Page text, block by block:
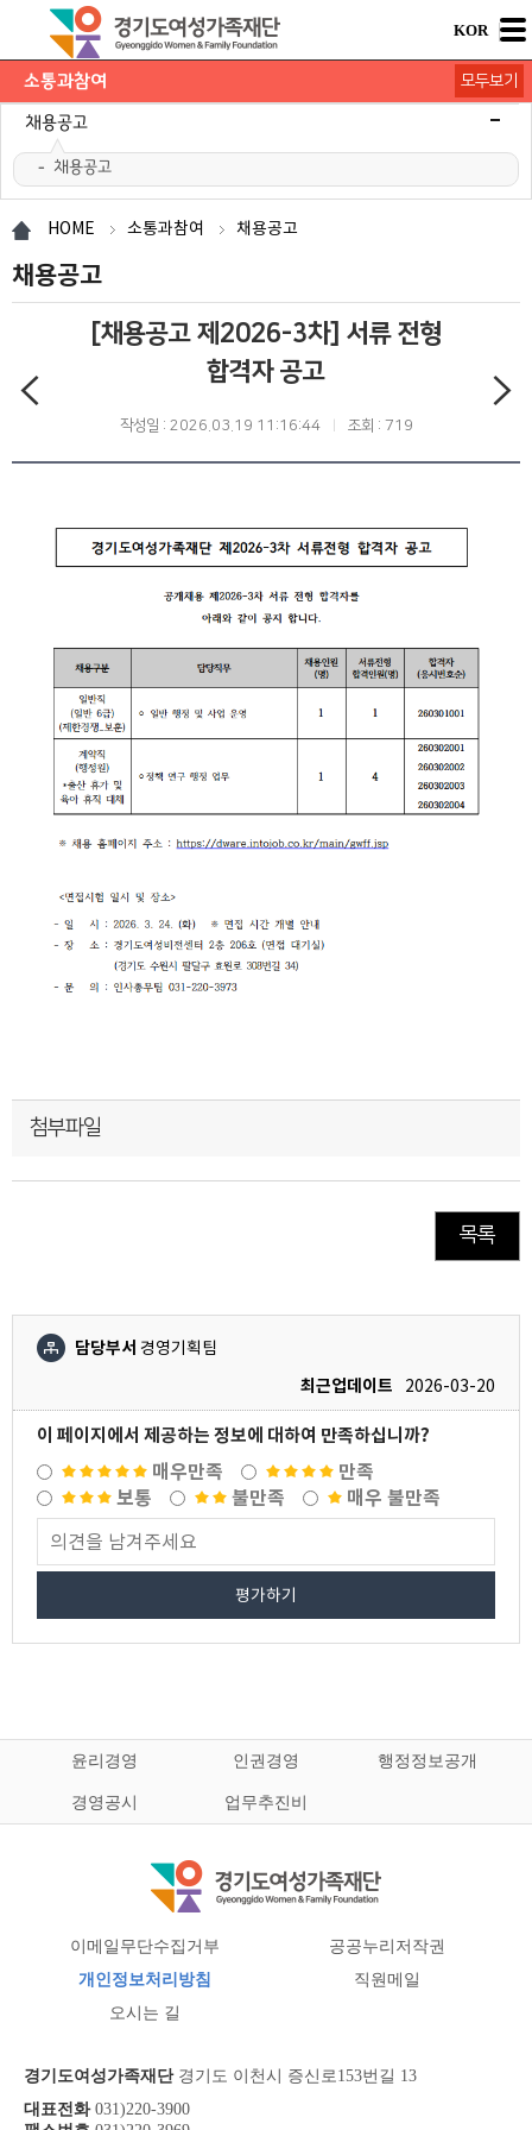
KOR
소통과참여
공지사항
채용공고
채용공고
모집/행사
카드뉴스
언론보도
도민의 의견
재단 간행물
모두보기
HOME 소통과참여 채용공고
채용공고
[채용공고 제2026-3차] 서류 전형
합격자 공고
작성일 : 2026.03.19 11:16:44 조회 : 719
첨부파일
목록
담당부서 경영기획팀
최근업데이트
2026-03-20
이 페이지에서 제공하는 정보에 대하여 만족하십니까?
매우만족
만족
보통
불만족 매우 불만족
평가하기
윤리경영 인권경영 행정정보공개
경영공시 업무추진비
이메일무단수집거부
공공누리저작권
개인정보처리방침
직원메일
오시는 길
경기도여성가족재단경기도 이천시 증신로153번길 13
대표전화031)220-3900